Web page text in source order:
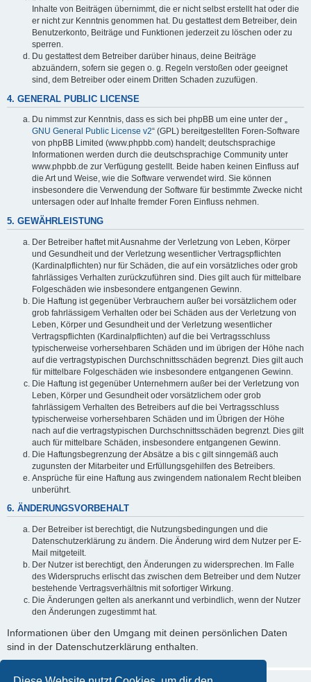
Inhalte von Beiträgen übernimmt, die er nicht selbst erstellt hat oder die
er nicht zur Kenntnis genommen hat. Du gestattest dem Betreiber, dein
Benutzerkonto, Beiträge und Funktionen jederzeit zu löschen oder zu
sperren.
Du gestattest dem Betreiber darüber hinaus, deine Beiträge
abzuändern, sofern sie gegen o. g. Regeln verstoßen oder geeignet
sind, dem Betreiber oder einem Dritten Schaden zuzufügen.
4. GENERAL PUBLIC LICENSE
Du nimmst zur Kenntnis, dass es sich bei phpBB um eine unter der „
GNU General Public License v2“ (GPL) bereitgestellten Foren-Software
von phpBB Limited (www.phpbb.com) handelt; deutschsprachige
Informationen werden durch die deutschsprachige Community unter
www.phpbb.de zur Verfügung gestellt. Beide haben keinen Einfluss auf
die Art und Weise, wie die Software verwendet wird. Sie können
insbesondere die Verwendung der Software für bestimmte Zwecke nicht
untersagen oder auf Inhalte fremder Foren Einfluss nehmen.
5. GEWÄHRLEISTUNG
Der Betreiber haftet mit Ausnahme der Verletzung von Leben, Körper
und Gesundheit und der Verletzung wesentlicher Vertragspflichten
(Kardinalpflichten) nur für Schäden, die auf ein vorsätzliches oder grob
fahrlässiges Verhalten zurückzuführen sind. Dies gilt auch für mittelbare
Folgeschäden wie insbesondere entgangenen Gewinn.
Die Haftung ist gegenüber Verbrauchern außer bei vorsätzlichem oder
grob fahrlässigem Verhalten oder bei Schäden aus der Verletzung von
Leben, Körper und Gesundheit und der Verletzung wesentlicher
Vertragspflichten (Kardinalpflichten) auf die bei Vertragsschluss
typischerweise vorhersehbaren Schäden und im übrigen der Höhe nach
auf die vertragstypischen Durchschnittsschäden begrenzt. Dies gilt auch
für mittelbare Folgeschäden wie insbesondere entgangenen Gewinn.
Die Haftung ist gegenüber Unternehmern außer bei der Verletzung von
Leben, Körper und Gesundheit oder vorsätzlichem oder grob
fahrlässigem Verhalten des Betreibers auf die bei Vertragsschluss
typischerweise vorhersehbaren Schäden und im Übrigen der Höhe
nach auf die vertragstypischen Durchschnittsschäden begrenzt. Dies gilt
auch für mittelbare Schäden, insbesondere entgangenen Gewinn.
Die Haftungsbegrenzung der Absätze a bis c gilt sinngemäß auch
zugunsten der Mitarbeiter und Erfüllungsgehilfen des Betreibers.
Ansprüche für eine Haftung aus zwingendem nationalem Recht bleiben
unberührt.
6. ÄNDERUNGSVORBEHALT
Der Betreiber ist berechtigt, die Nutzungsbedingungen und die
Datenschutzerklärung zu ändern. Die Änderung wird dem Nutzer per E-
Mail mitgeteilt.
Der Nutzer ist berechtigt, den Änderungen zu widersprechen. Im Falle
des Widerspruchs erlischt das zwischen dem Betreiber und dem Nutzer
bestehende Vertragsverhältnis mit sofortiger Wirkung.
Die Änderungen gelten als anerkannt und verbindlich, wenn der Nutzer
den Änderungen zugestimmt hat.
Informationen über den Umgang mit deinen persönlichen Daten
sind in der Datenschutzerklärung enthalten.